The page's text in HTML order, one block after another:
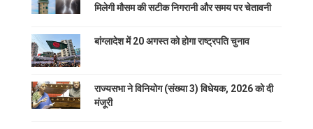
मिलेगी मौसम की सटीक निगरानी और समय पर चेतावनी
बांग्लादेश में 20 अगस्त को होगा राष्ट्रपति चुनाव
राज्यसभा ने विनियोग (संख्या 3) विधेयक, 2026 को दी
मंजूरी